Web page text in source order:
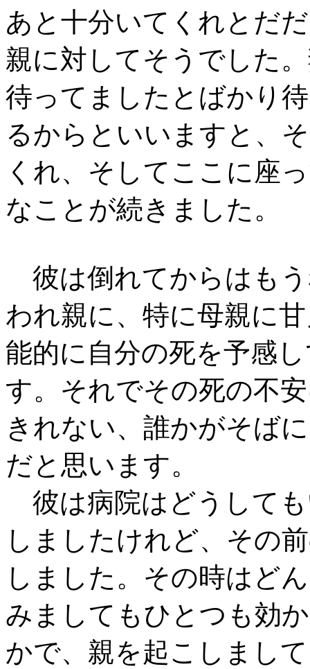
あと十分いてくれとだ
親に対してそうでした
待ってましたとばかり
るからといいますと、
くれ、そしてここに座
なことが続きました。
彼は倒れてからはも
われ親に、特に母親に
能的に自分の死を予感
す。それでその死の不
きれない、誰かがそば
だと思います。
彼は病院はどうして
しましたけれど、その
しました。その時はど
みましてもひとつも効
かで、親を起こしまし